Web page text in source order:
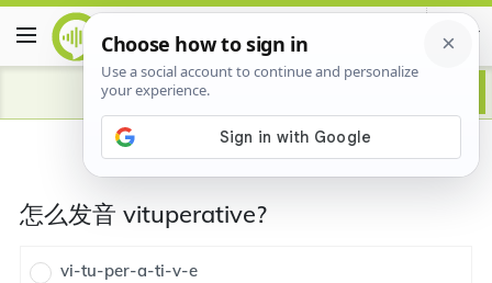
怎么发音 vituperative?
vi-tu-per-a-ti-v-e